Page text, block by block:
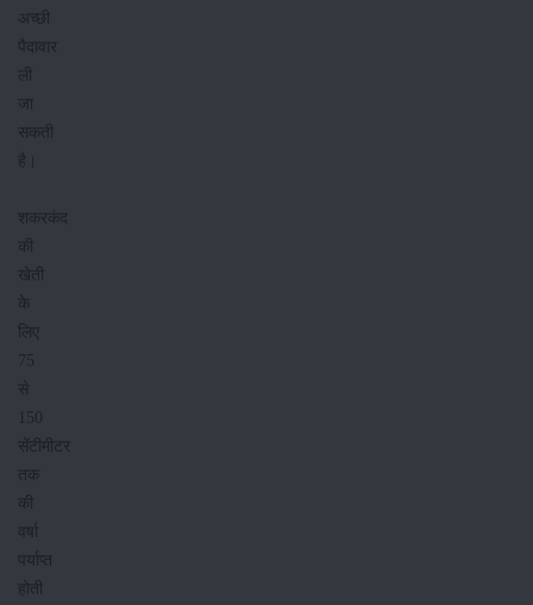
अच्छी
पैदावार
ली
जा
सकती
है।
शकरकंद
की
खेती
के
लिए
75
से
150
सेंटीमीटर
तक
की
वर्षा
पर्याप्त
होती